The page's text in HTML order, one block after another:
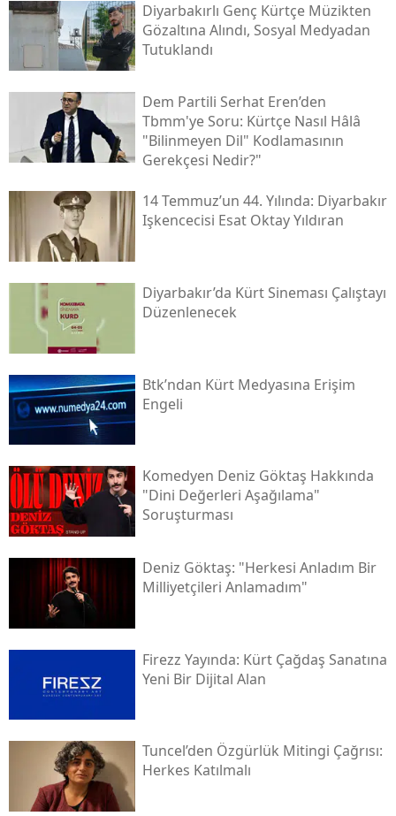
Diyarbakırlı Genç Kürtçe Müzikten
Gözaltına Alındı, Sosyal Medyadan
Tutuklandı
Dem Partili Serhat Eren’den
Tbmm'ye Soru: Kürtçe Nasıl Hâlâ
"bilinmeyen Dil" Kodlamasının
Gerekçesi Nedir?"
14 Temmuz’un 44. Yılında: Diyarbakır
Işkencecisi Esat Oktay Yıldıran
Diyarbakır’da Kürt Sineması Çalıştayı
Düzenlenecek
Btk’ndan Kürt Medyasına Erişim
Engeli
Komedyen Deniz Göktaş Hakkında
"dini Değerleri Aşağılama"
Soruşturması
Deniz Göktaş: "herkesi Anladım Bir
Milliyetçileri Anlamadım"
Firezz Yayında: Kürt Çağdaş Sanatına
Yeni Bir Dijital Alan
Tuncel’den Özgürlük Mitingi Çağrısı:
Herkes Katılmalı